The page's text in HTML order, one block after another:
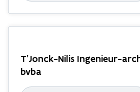
T'Jonck-Nilis Ingenieur-
bvba